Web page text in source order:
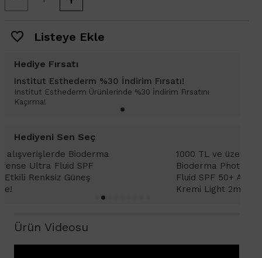
Listeye Ekle
Hediye Fırsatı
Institut Esthederm %30 İndirim Fırsatı!
Institut Esthederm Ürünlerinde %30 İndirim Fırsatını
Kaçırma!
Hediyeni Sen Seç
1000 TL ve üzeri alışverişlerinizde
Bioderma Photoderm XDefense Ultra
Fluid SPF 50+ Antioksidan Renkli Güneş
Ürün Videosu